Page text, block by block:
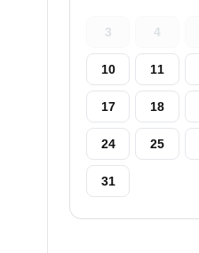
3 4
10 11
17 18
24 25
31